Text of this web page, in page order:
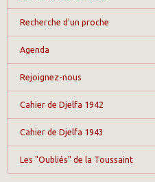
Recherche d'un proche
Agenda
Rejoignez-nous
Cahier de Djelfa 1942
Cahier de Djelfa 1943
Les "Oubliés" de la Toussaint